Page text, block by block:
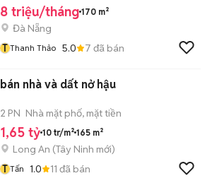
8 triệu/tháng 170 m²
Đà Nẵng
T Thanh Thảo 5.0 7 đã bán
bán nhà và dất nở hậu
2 PN Nhà mặt phố, mặt tiền
1,65 tỷ 10 tr/m² 165 m²
Long An (Tây Ninh mới)
T Tấn 1.0 11 đã bán